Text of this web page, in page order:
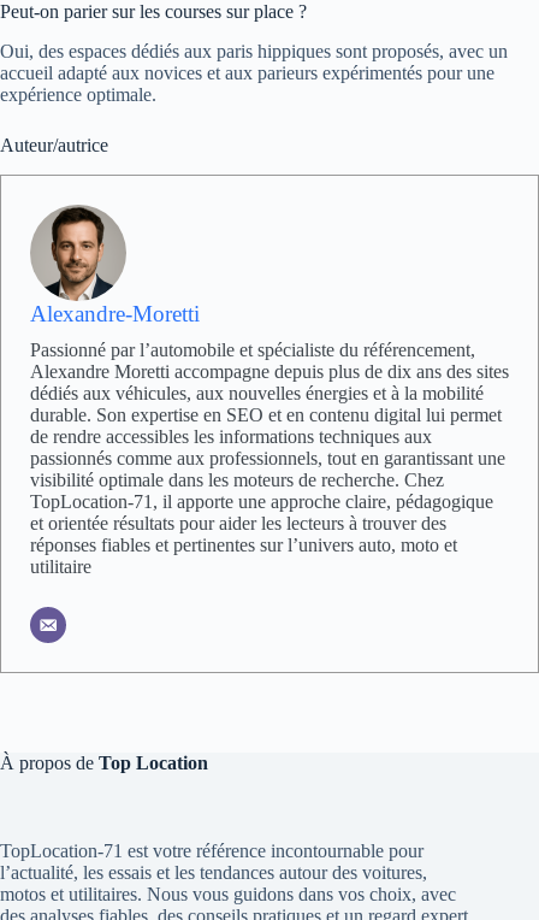
Peut-on parier sur les courses sur place ?
Oui, des espaces dédiés aux paris hippiques sont proposés, avec un
accueil adapté aux novices et aux parieurs expérimentés pour une
expérience optimale.
Auteur/autrice
Alexandre-Moretti
Passionné par l’automobile et spécialiste du référencement,
Alexandre Moretti accompagne depuis plus de dix ans des sites
dédiés aux véhicules, aux nouvelles énergies et à la mobilité
durable. Son expertise en SEO et en contenu digital lui permet
de rendre accessibles les informations techniques aux
passionnés comme aux professionnels, tout en garantissant une
visibilité optimale dans les moteurs de recherche. Chez
TopLocation-71, il apporte une approche claire, pédagogique
et orientée résultats pour aider les lecteurs à trouver des
réponses fiables et pertinentes sur l’univers auto, moto et
utilitaire
À propos de Top Location
TopLocation-71 est votre référence incontournable pour
l’actualité, les essais et les tendances autour des voitures,
motos et utilitaires. Nous vous guidons dans vos choix, avec
des analyses fiables, des conseils pratiques et un regard expert